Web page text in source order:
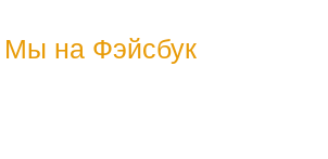
Мы на Фэйсбук